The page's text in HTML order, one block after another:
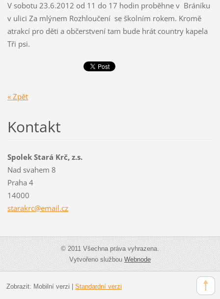
V sobotu 23.6.2012 od 11 do 17 hodin proběhne v Bráníku
v ulici Za mlýnem Rozhloučení se školním rokem. Kromě
atrakcí pro děti a občerstvení tam bude hrát country kapela
Tři psi.
« Zpět
Kontakt
Spolek Stará Krč, z.s.
Nad svahem 8
Praha 4
14000
starakrc@email.cz
© 2011 Všechna práva vyhrazena.
Vytvořeno službouWebnode
Zobrazit: Mobilní verzi Standardní verzi